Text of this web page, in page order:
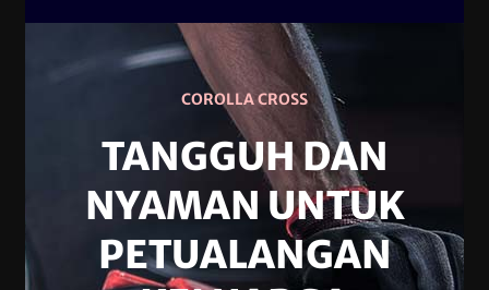
COROLLA CROSS
TANGGUH DAN
NYAMAN UNTUK
PETUALANGAN